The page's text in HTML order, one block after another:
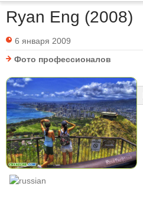
Ryan Eng (2008)
6 января 2009
Фото профессионалов